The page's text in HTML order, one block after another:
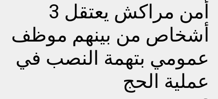
أمن مراكش يعتقل 3
أشخاص من بينهم موظف
عمومي بتهمة النصب في
عملية الحج